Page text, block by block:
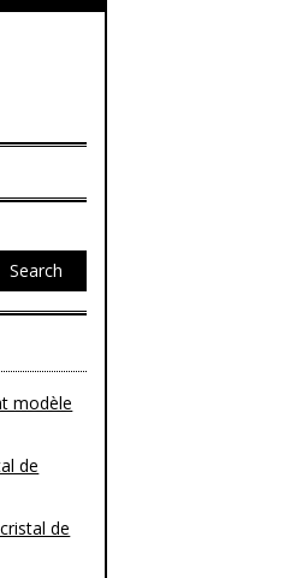
Search
modèle
de
de